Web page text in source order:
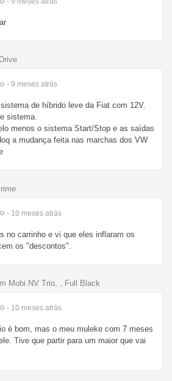
- 9 meses atrás
de híbrido leve da Fiat com 12V.
sistema.
menos o sistema Start/Stop e as saídas
a mudança feita nas marchas dos VW
- 10 meses atrás
no carrinho e vi que eles inflaram os
os "descontos".
Mobi NV Trio, , Full Black
- 10 meses atrás
é bom, mas o meu muleke com 7 meses
Tive que partir para um maior que vai